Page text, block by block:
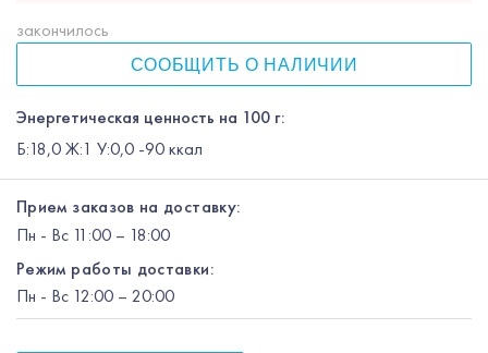
Энергетическая ценность на 100 г:
Б:18,0 Ж:1 У:0,0 -90 ккал
закончилось
СООБЩИТЬ О НАЛИЧИИ
Прием заказов на доставку:
Пн - Вс 11:00 – 18:00
Режим работы доставки:
Пн - Вс 12:00 – 20:00